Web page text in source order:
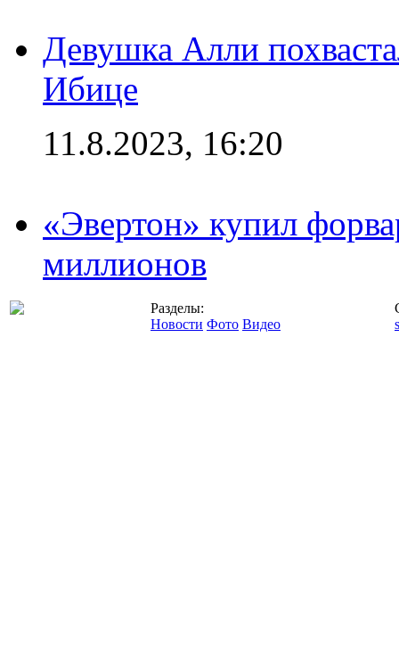
Девушка Алли
Ибице
11.8.2023, 16:20
«Эвертон» купил
миллионов
Разделы:
Новости Фото Видео